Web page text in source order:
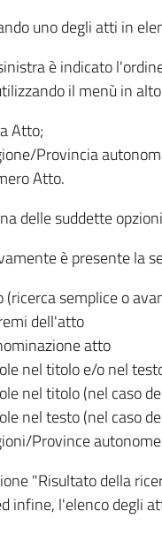
uno degli atti in
è indicato
il menù in
Atto;
Provincia
Atto.
delle suddette
è presente la
(ricerca semplice o
dell'atto
atto
nel titolo e/o nel
nel titolo (nel caso
nel testo (nel caso
Province autonome
"Risultato della
infine, l'elenco degli